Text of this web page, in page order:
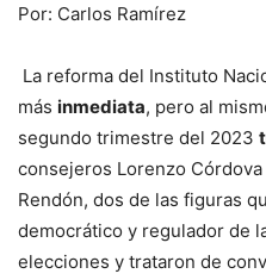
Por: Carlos Ramírez
La reforma del Instituto
más inmediata, pero al
segundo trimestre del 2023
consejeros Lorenzo
Rendón, dos de las figuras
democrático y regulador de
elecciones y trataron de